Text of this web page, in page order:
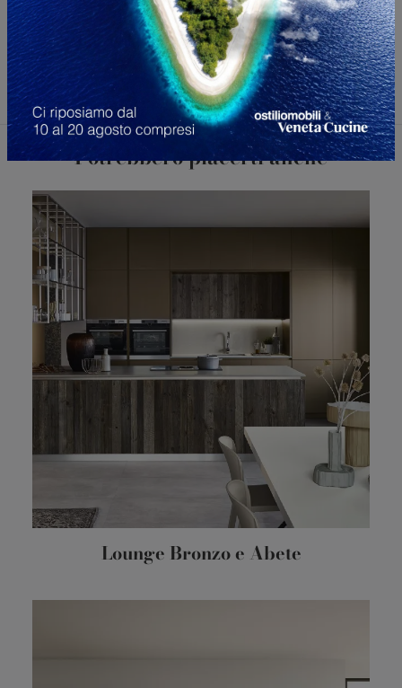
Potrebbero piacerti anche
Lounge Bronzo e Abete